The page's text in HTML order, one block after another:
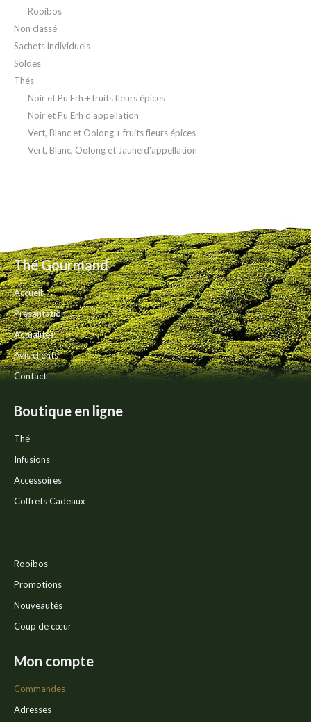
Rooibos
Non classé
Sachets individuels
Soldes
Thés
Noir et Pu Erh + fruits fleurs épices
Noir et Pu Erh d'appellation
Vert, Blanc et Oolong + fruits fleurs épices
Vert, Blanc, Oolong et Jaune d'appellation
Thé Gourmand
Accueil
Présentation
Actualités
Avis clients
Contact
Boutique en ligne
Thé
Infusions
Accessoires
Coffrets Cadeaux
Rooibos
Promotions
Nouveautés
Coup de cœur
Mon compte
Commandes
Adresses